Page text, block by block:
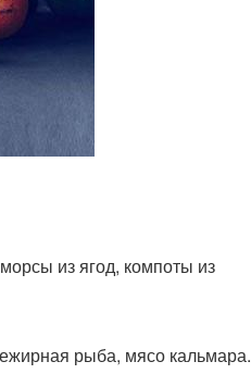
из ягод, компоты из
рыба, мясо кальмара.